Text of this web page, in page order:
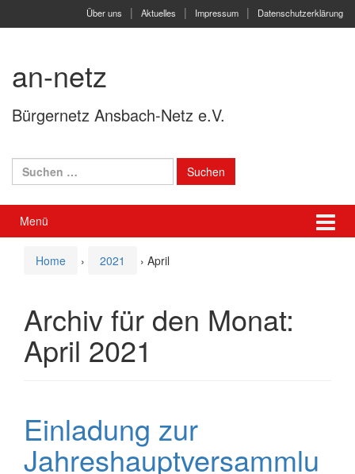
Über uns Aktuelles Impressum Datenschutzerklärung
an-netz
Bürgernetz Ansbach-Netz e.V.
Suchen
nach:
Menü
Home › 2021 › April
Archiv für den Monat:
April 2021
Einladung zur
Jahreshauptversammlu